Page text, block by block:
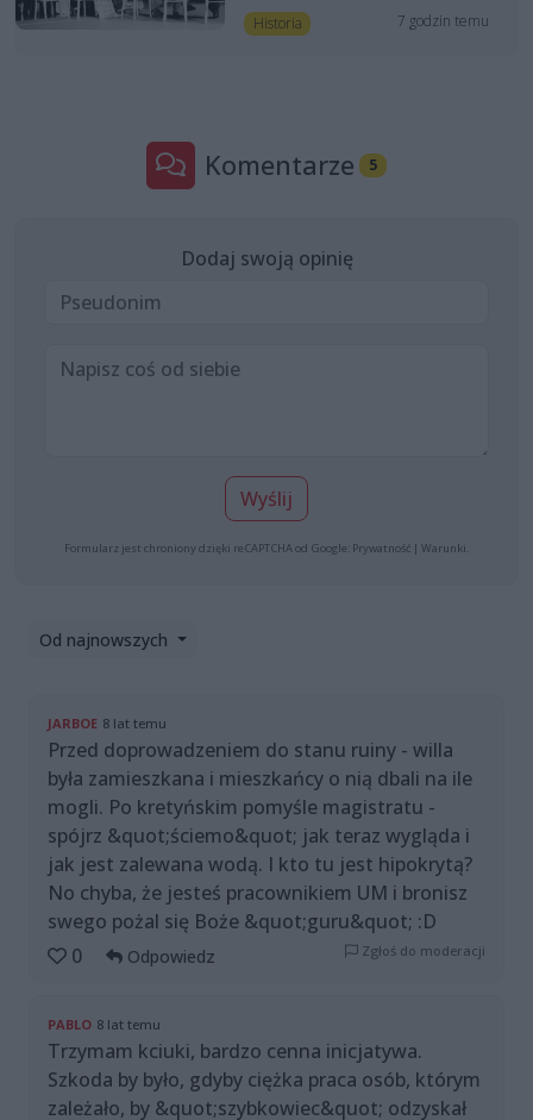
Historia 7 godzin temu
Komentarze 5
Dodaj swoją opinię
Wyślij
Formularz jest chroniony dzięki reCAPTCHA od Google: Prywatność | Warunki
Od najnowszych
JARBOE 8 lat temu
Przed doprowadzeniem do stanu ruiny - willa
była zamieszkana i mieszkańcy o nią dbali na ile
mogli. Po kretyńskim pomyśle magistratu -
spójrz &quot;ściemo&quot; jak teraz wygląda i
jak jest zalewana wodą. I kto tu jest hipokrytą?
No chyba, że jesteś pracownikiem UM i bronisz
swego pożal się Boże &quot;guru&quot; :D
0
Odpowiedz Zgłoś do moderacji
PABLO 8 lat temu
Trzymam kciuki, bardzo cenna inicjatywa.
Szkoda by było, gdyby ciężka praca osób, którym
zależało, by &quot;szybkowiec&quot; odzyskał